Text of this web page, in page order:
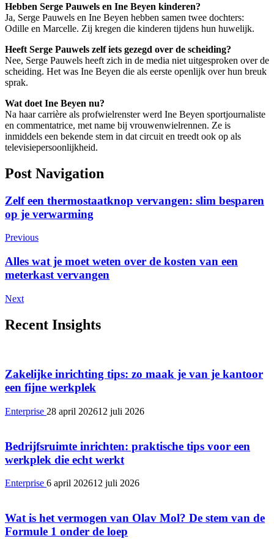
Hebben Serge Pauwels en Ine Beyen kinderen?
Ja, Serge Pauwels en Ine Beyen hebben samen twee dochters:
Odille en Marcelle. Zij kregen die kinderen tijdens hun huwelijk.
Heeft Serge Pauwels zelf iets gezegd over de scheiding?
Nee, Serge Pauwels heeft zich in de media niet uitgesproken over de
scheiding. Het was Ine Beyen die als eerste openlijk over hun breuk
sprak.
Wat doet Ine Beyen nu?
Na haar carrière als profwielrenster werd Ine Beyen sportjournaliste
en commentatrice, met name bij vrouwenwielrennen. Ze is
inmiddels een bekende stem in dat circuit en treedt ook op als
televisiepersoonlijkheid.
Post Navigation
Zelf een thermostaatknop vervangen: slim besparen
op je verwarming
Previous
Alles wat je moet weten over de kosten van een
meterkast vervangen
Next
Recent Insights
Zakelijke inrichting tips: zo maak je van je kantoor
een fijne werkplek
Enterprise 28 april 202612 juli 2026
Bedrijfsruimte inrichten: praktische tips voor een
werkplek die echt werkt
Enterprise 6 april 202612 juli 2026
Wat is het vermogen van Olav Mol? De stem van de
Formule 1 onder de loep